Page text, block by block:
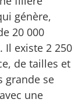
génère,
20 000
existe 2 250
de tailles et
grande se
une